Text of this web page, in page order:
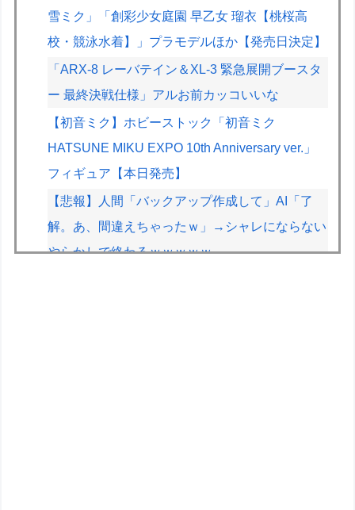
雪ミク」「創彩少女庭園 早乙女 瑠衣【桃桜高
校・競泳水着】」プラモデルほか【発売日決定】
「ARX-8 レーバテイン＆XL-3 緊急展開ブースタ
ー 最終決戦仕様」アルお前カッコいいな
【初音ミク】ホビーストック「初音ミク
HATSUNE MIKU EXPO 10th Anniversary ver.」
フィギュア【本日発売】
【悲報】人間「バックアップ作成して」AI「了
解。あ、間違えちゃったｗ」→シャレにならない
やらかしで終わるｗｗｗｗｗ